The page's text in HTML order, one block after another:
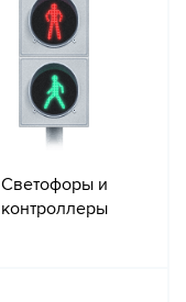
Светофоры и
контроллеры